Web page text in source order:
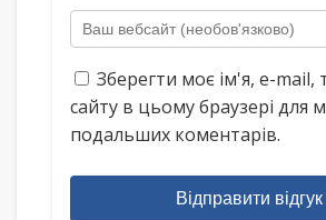
Зберегти моє ім'я, e-mail,
сайту в цьому браузері для
подальших коментарів.
Відправити відгук